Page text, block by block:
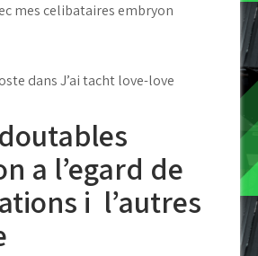
mes celibataires embryon
dans J’ai tacht love-love
a l’egard de
i l’autres